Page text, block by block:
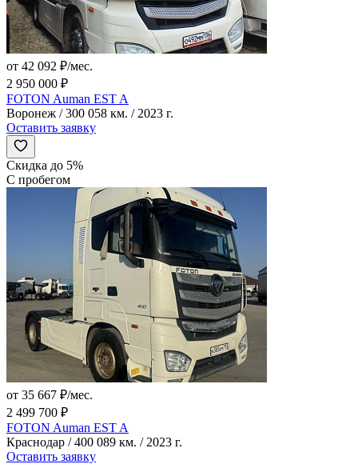
от 42 092 ₽/мес.
2 950 000 ₽
FOTON Auman EST A
Воронеж / 300 058 км. / 2023 г.
Оставить заявку
Скидка до 5%
С пробегом
от 35 667 ₽/мес.
2 499 700 ₽
FOTON Auman EST A
Краснодар / 400 089 км. / 2023 г.
Оставить заявку